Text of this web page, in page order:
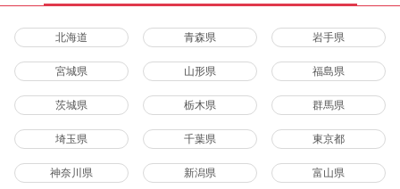
北海道 青森県 岩手県
宮城県 山形県 福島県
茨城県 栃木県 群馬県
埼玉県 千葉県 東京都
神奈川県 新潟県 富山県